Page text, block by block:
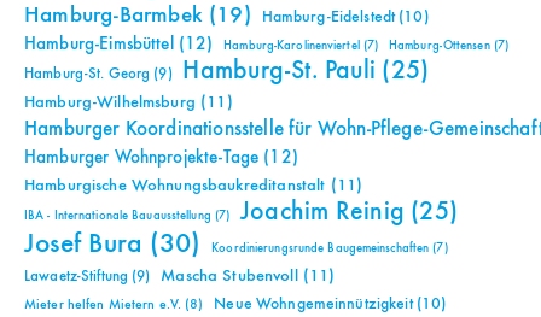
Hamburg-Barmbek(19) Hamburg-Eidelstedt(10)
Hamburg-Eimsbüttel (12) Hamburg-Karolinenviertel (7) Hamburg-Ottensen(7)
Hamburg-St. Georg (9) Hamburg-St. Pauli (25)
Hamburg-Wilhelmsburg (11)
Hamburger Koordinationsstelle für Wohn-Pflege-
Hamburger Wohnprojekte-Tage (12)
Hamburgische Wohnungsbaukreditanstalt (11)
IBA - Internationale Bauausstellung (7) Joachim Reinig (25)
Josef Bura (30) Koordinierungsrunde Baugemeinschaften (7)
Lawaetz-Stiftung (9) Mascha Stubenvoll (11)
Mieter helfen Mietern e.V. (8) Neue Wohngemeinnützigkeit(10)